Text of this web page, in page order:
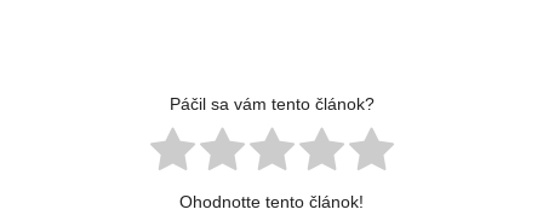
Páčil sa vám tento článok?
Ohodnotte tento článok!